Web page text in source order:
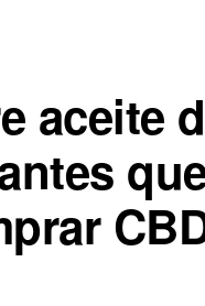
aceite